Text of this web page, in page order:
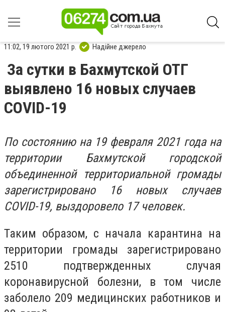
11:02, 19 лютого 2021 р. Надійне джерело
За сутки в Бахмутской ОТГ
выявлено 16 новых случаев
СOVID-19
По состоянию на 19 февраля 2021 года на
территории Бахмутской городской
объединенной территориальной громады
зарегистрировано 16 новых случаев
COVID-19, выздоровело 17 человек.
Таким образом, с начала карантина на
территории громады зарегистрировано
2510 подтвержденных случая
коронавирусной болезни, в том числе
заболело 209 медицинских работников и